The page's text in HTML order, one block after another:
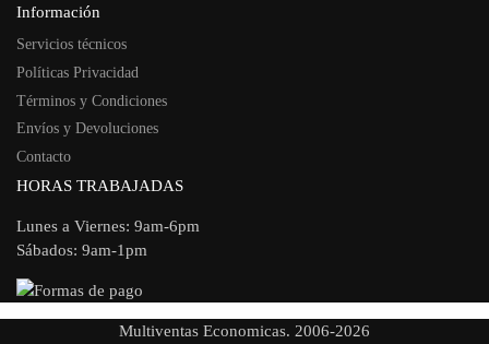
Información
Servicios técnicos
Políticas Privacidad
Términos y Condiciones
Envíos y Devoluciones
Contacto
HORAS TRABAJADAS
Lunes a Viernes: 9am-6pm
Sábados: 9am-1pm
Multiventas Economicas. 2006-2026